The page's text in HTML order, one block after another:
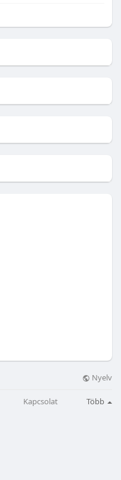
Nyelv
Kapcsolat Több